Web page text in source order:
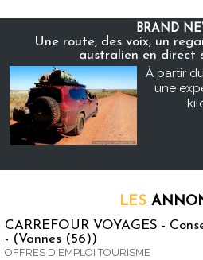
BRAND
Une route, des voix, un
australien en direct
À partir
une
LES
CARREFOUR VOYAGES -
- (Vannes (56))
OFFRES D'EMPLOI TOURISME